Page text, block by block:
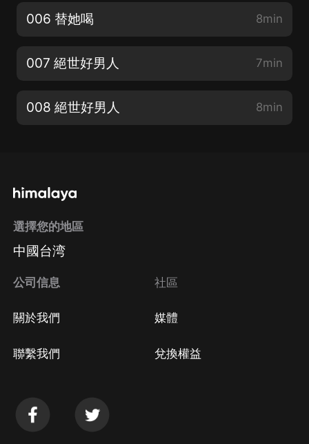
006 替她喝 8min
007 絕世好男人 7min
008 絕世好男人 8min
選擇您的地區
中國台湾
公司信息
關於我們
聯繫我們
社區
媒體
兌換權益